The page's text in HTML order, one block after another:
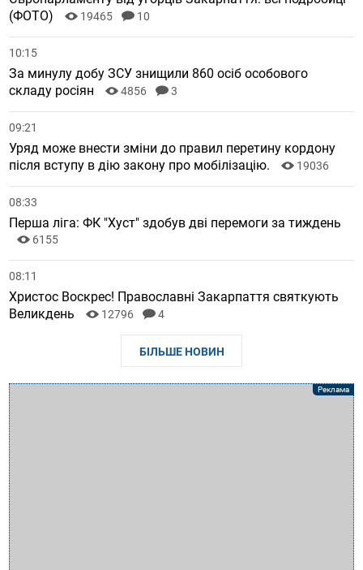
(ФОТО)
19465 10
10:15
За минулу добу ЗСУ знищили 860 осіб особового
складу росіян
4856 3
09:21
Уряд може внести зміни до правил перетину кордону
після вступу в дію закону про мобілізацію.
19036
08:33
Перша ліга: ФК "Хуст" здобув дві перемоги за тиждень
6155
08:11
Христос Воскрес! Православні Закарпаття святкують
Великдень
12796 4
БІЛЬШЕ НОВИН